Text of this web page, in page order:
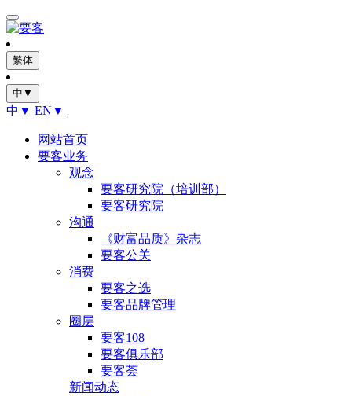
繁体
中▼
中▼ EN▼
网站首页
要客业务
观念
要客研究院（培训部）
要客研究院
沟通
《财富品质》杂志
要客公关
消费
要客之选
要客品牌管理
圈层
要客108
要客俱乐部
要客荟
新闻动态